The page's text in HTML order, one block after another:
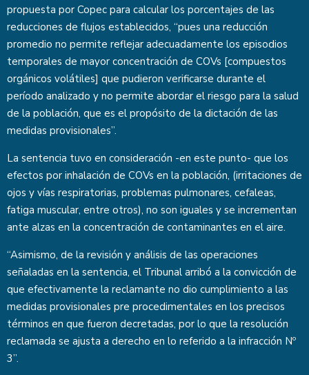
propuesta por Copec para calcular los porcentajes de las
reducciones de flujos establecidos, “pues una reducción
promedio no permite reflejar adecuadamente los episodios
temporales de mayor concentración de COVs [compuestos
orgánicos volátiles] que pudieron verificarse durante el
período analizado y no permite abordar el riesgo para la salud
de la población, que es el propósito de la dictación de las
medidas provisionales”.
La sentencia tuvo en consideración -en este punto- que los
efectos por inhalación de COVs en la población, (irritaciones de
ojos y vías respiratorias, problemas pulmonares, cefaleas,
fatiga muscular, entre otros), no son iguales y se incrementan
ante alzas en la concentración de contaminantes en el aire.
“Asimismo, de la revisión y análisis de las operaciones
señaladas en la sentencia, el Tribunal arribó a la convicción de
que efectivamente la reclamante no dio cumplimiento a las
medidas provisionales pre procedimentales en los precisos
términos en que fueron decretadas, por lo que la resolución
reclamada se ajusta a derecho en lo referido a la infracción Nº
3”.